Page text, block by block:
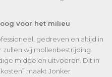
voor het milieu
gedreven en altijd in
zullen wij mollenbestrijding
middelen uitvoeren. Dit in
maakt Jonker